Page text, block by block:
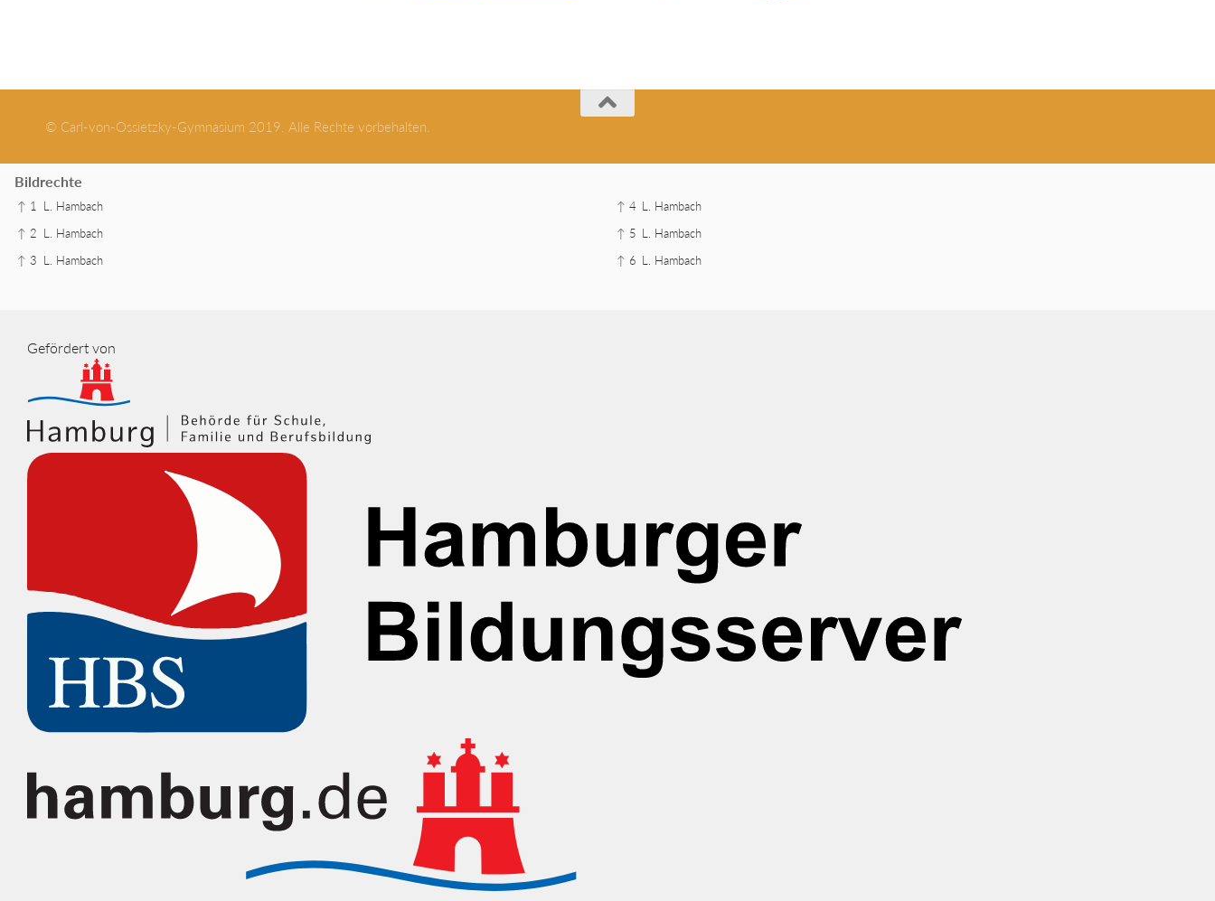
© Carl-von-Ossietzky-Gymnasium 2019. Alle Rechte vorbehalten.
Bildrechte
↑ 1 L. Hambach
↑ 2 L. Hambach
↑ 3 L. Hambach
↑ 4 L. Hambach
↑ 5 L. Hambach
↑ 6 L. Hambach
Gefördert von